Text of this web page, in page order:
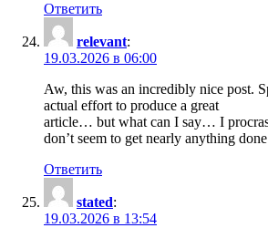
Ответить
relevant:
19.03.2026 в 06:00
Aw, this was an incredibly nice post.
actual effort to produce a great
article… but what can I say… I
don’t seem to get nearly anything
Ответить
stated:
19.03.2026 в 13:54